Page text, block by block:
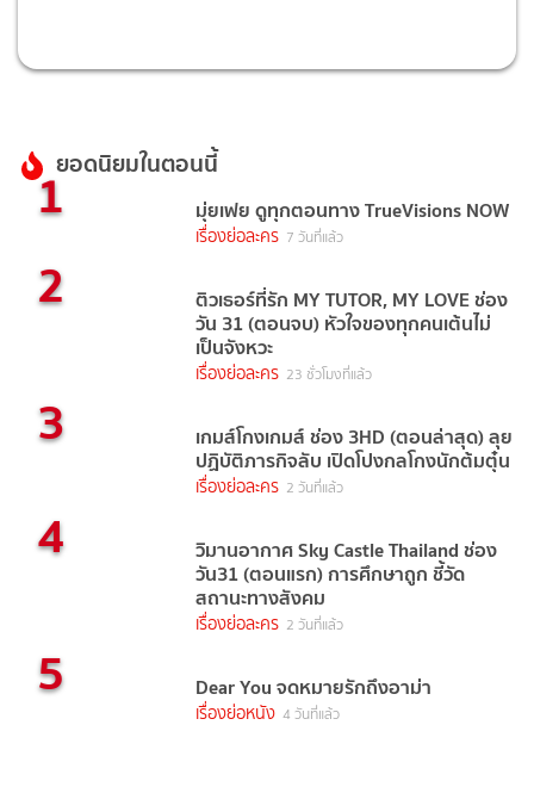
ยอดนิยมในตอนนี้
1 มุ่ยเฟย ดูทุกตอนทาง TrueVisions NOW
เรื่องย่อละคร 7 วันที่แล้ว
2 ติวเธอร์ที่รัก MY TUTOR, MY LOVE ช่อง
วัน 31 (ตอนจบ) หัวใจของทุกคนเต้นไม่
เป็นจังหวะ
เรื่องย่อละคร 23 ชั่วโมงที่แล้ว
3 เกมส์โกงเกมส์ ช่อง 3HD (ตอนล่าสุด) ลุย
ปฏิบัติภารกิจลับ เปิดโปงกลโกงนักต้มตุ๋น
เรื่องย่อละคร 2 วันที่แล้ว
4 วิมานอากาศ Sky Castle Thailand ช่อง
วัน31 (ตอนแรก) การศึกษาถูก ชี้วัด
สถานะทางสังคม
เรื่องย่อละคร 2 วันที่แล้ว
5 Dear You จดหมายรักถึงอาม่า
เรื่องย่อหนัง 4 วันที่แล้ว